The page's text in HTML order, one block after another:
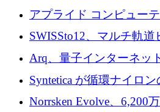
を目指してRail Europeを
アプライド コンピュー
向け基盤 AI の拡張に
SWISSto12、マルチ軌
ためにシリーズCで
Arq、量子インターネッ
して140万ドルを確保
Syntetica が循環ナイロ
にシリーズ A で 3,000
Norrsken Evolve、6,200